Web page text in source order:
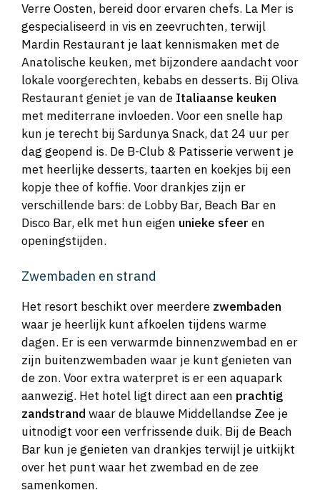
Verre Oosten, bereid door ervaren chefs. La Mer is
gespecialiseerd in vis en zeevruchten, terwijl
Mardin Restaurant je laat kennismaken met de
Anatolische keuken, met bijzondere aandacht voor
lokale voorgerechten, kebabs en desserts. Bij Oliva
Restaurant geniet je van de Italiaanse keuken
met mediterrane invloeden. Voor een snelle hap
kun je terecht bij Sardunya Snack, dat 24 uur per
dag geopend is. De B-Club & Patisserie verwent je
met heerlijke desserts, taarten en koekjes bij een
kopje thee of koffie. Voor drankjes zijn er
verschillende bars: de Lobby Bar, Beach Bar en
Disco Bar, elk met hun eigen unieke sfeer en
openingstijden.
Zwembaden en strand
Het resort beschikt over meerdere zwembaden
waar je heerlijk kunt afkoelen tijdens warme
dagen. Er is een verwarmde binnenzwembad en er
zijn buitenzwembaden waar je kunt genieten van
de zon. Voor extra waterpret is er een aquapark
aanwezig. Het hotel ligt direct aan een prachtig
zandstrand waar de blauwe Middellandse Zee je
uitnodigt voor een verfrissende duik. Bij de Beach
Bar kun je genieten van drankjes terwijl je uitkijkt
over het punt waar het zwembad en de zee
samenkomen.